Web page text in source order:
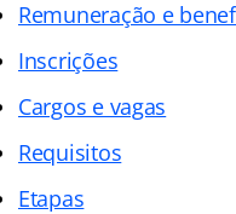
Remuneração e
Inscrições
Cargos e vagas
Requisitos
Etapas